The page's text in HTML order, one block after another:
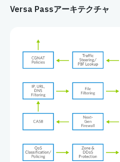
Versa Passアーキテクチャ